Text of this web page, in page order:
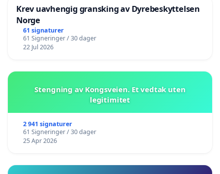
Krev uavhengig gransking av Dyrebeskyttelsen
Norge
61 signaturer
61 Signeringer / 30 dager
22 Jul 2026
Stengning av Kongsveien. Et vedtak uten
legitimitet
2 941 signaturer
61 Signeringer / 30 dager
25 Apr 2026